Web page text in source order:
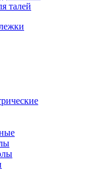
талей